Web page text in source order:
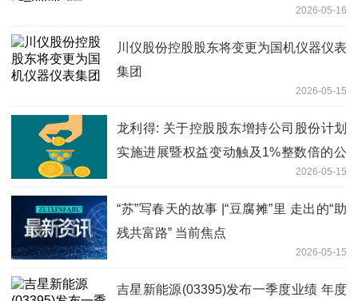
2026-05-16
川仪股份控股股东将变更为国机仪器仪表
集团
2026-05-15
龙利得: 关于控股股东增持公司股份计划
实施进展暨权益变动触及1%整数倍的公
2026-05-15
“苏”写春天的故事 |“豆腐摊”里 走出的“助
残共富路” 当前焦点
2026-05-15
吉星新能源(03395)发布一季度业绩 年度